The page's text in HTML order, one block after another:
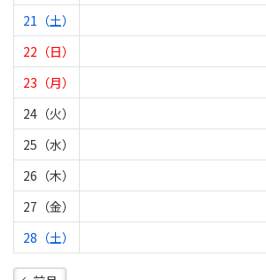
21（土）
22（日）
23（月）
24（火）
25（水）
26（木）
27（金）
28（土）